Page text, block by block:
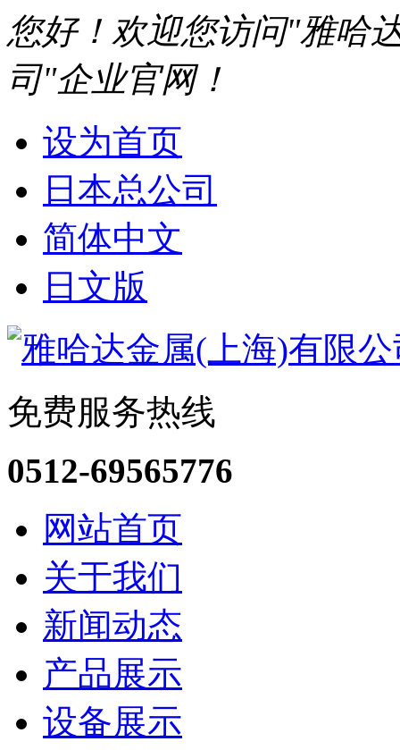
您好！欢迎您访问"雅哈
司"企业官网！
设为首页
日本总公司
简体中文
日文版
免费服务热线
0512-69565776
网站首页
关于我们
新闻动态
产品展示
设备展示